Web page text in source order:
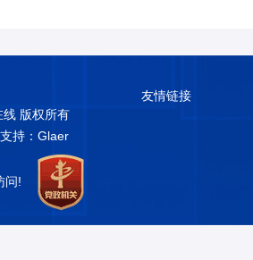
版权所有
持：Glaer
问!
友情链接